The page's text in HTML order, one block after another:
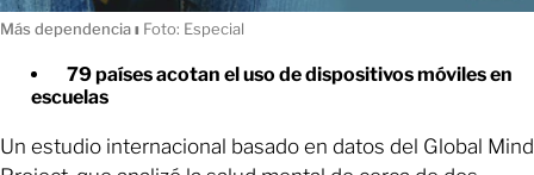
Más dependenciaı Foto: Especial
79 países acotan el uso de dispositivos móviles en
escuelas
Un estudio internacional basado en datos del Global Mind